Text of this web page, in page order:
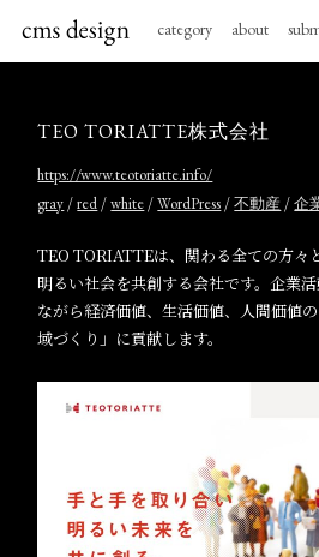
category about
TEO TORIATTE株式会社
https://www.teotoriatte.info/
gray /red /white /WordPress /不動産 /企
TEO TORIATTEは、関わる全ての方々
明るい社会を共創する会社です。企業
ながら経済価値、生活価値、人間価値
域づくり」に貢献します。